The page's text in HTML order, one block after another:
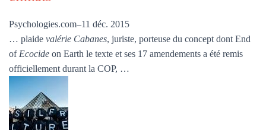
Psychologies.com–11 déc. 2015
… plaide valérie Cabanes, juriste, porteuse du concept dont End
of Ecocide on Earth le texte et ses 17 amendements a été remis
officiellement durant la COP, …